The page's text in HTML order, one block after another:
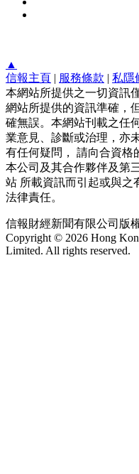
▲
信報主頁 | 服務條款 | 私隱
本網站所提供之一切資訊
網站所提供的資訊準確，
確無誤。本網站刊載之任
業意見、診斷或治理，亦
有任何疑問， 請向合資格
本公司及其合作夥伴及第
站 所載資訊而引起或與之
法律責任。
信報財經新聞有限公司版
Copyright © 2026 Hong
Limited. All rights reserved.